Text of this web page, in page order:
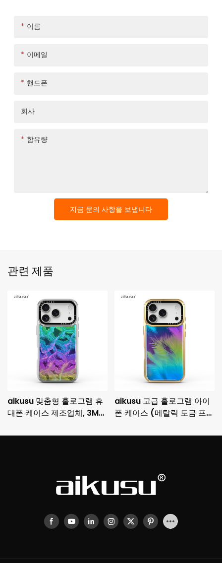
이름
이메일
핸드폰
회사
함유량
지금 문의 사항을 보냅니다
관련 제품
aikusu 맞춤형 홀로그램 휴
대폰 케이스 제조업체, 3M
aikusu 고급 홀로그램 아이
폰 케이스 (메탈릭 도금 프레
함)